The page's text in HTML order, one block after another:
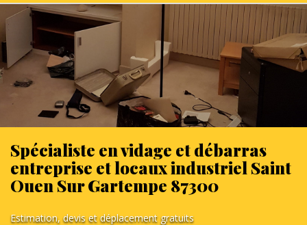
Spécialiste en vidage et débarras
entreprise et locaux industriel Saint
Ouen Sur Gartempe 87300
Estimation, devis et déplacement gratuits